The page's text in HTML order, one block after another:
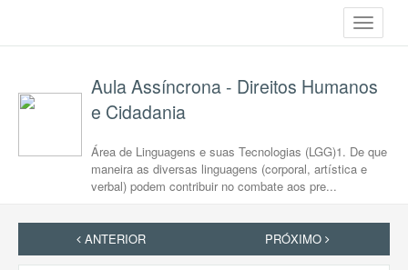
Toggle
Aula Assíncrona - Direitos Humanos
e Cidadania
Área de Linguagens e suas Tecnologias (LGG)1. De que
maneira as diversas linguagens (corporal, artística e
verbal) podem contribuir no combate aos pre...
ANTERIOR PRÓXIMO